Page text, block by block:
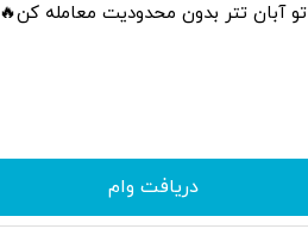
تو آبان تتر بدون محدودیت معامله کن🔥
دریافت وام